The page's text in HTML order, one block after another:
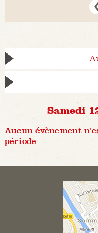
Samedi
Aucun évènement
période